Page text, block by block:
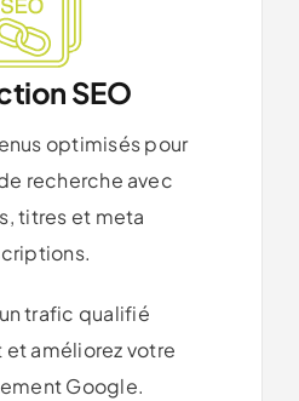
SEO
optimisés pour
recherche avec
titres et meta
trafic qualifié
améliorez votre
Google.